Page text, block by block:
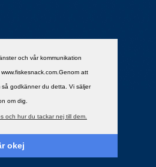
och vår kommunikation
att
godkänner du detta. Vi säljer
om dig.
och hur du tackar nej till dem.
okej